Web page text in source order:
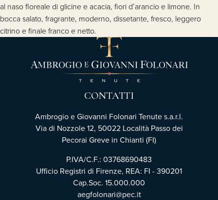
al naso floreale di glicine e acacia, fiori d’arancio e limone. In
bocca salato, fragrante, moderno, dissetante, fresco, leggero
citrino e finale franco e netto.
CONTATTI
Ambrogio e Giovanni Folonari Tenute s.a.r.l.
Via di Nozzole 12, 50022 Località Passo dei
Pecorai Greve in Chianti (FI)
P.IVA/C.F.: 03768690483
Ufficio Registri di Firenze, REA: FI - 390201
Cap.Soc. 15.000.000
aegfolonari@pec.it